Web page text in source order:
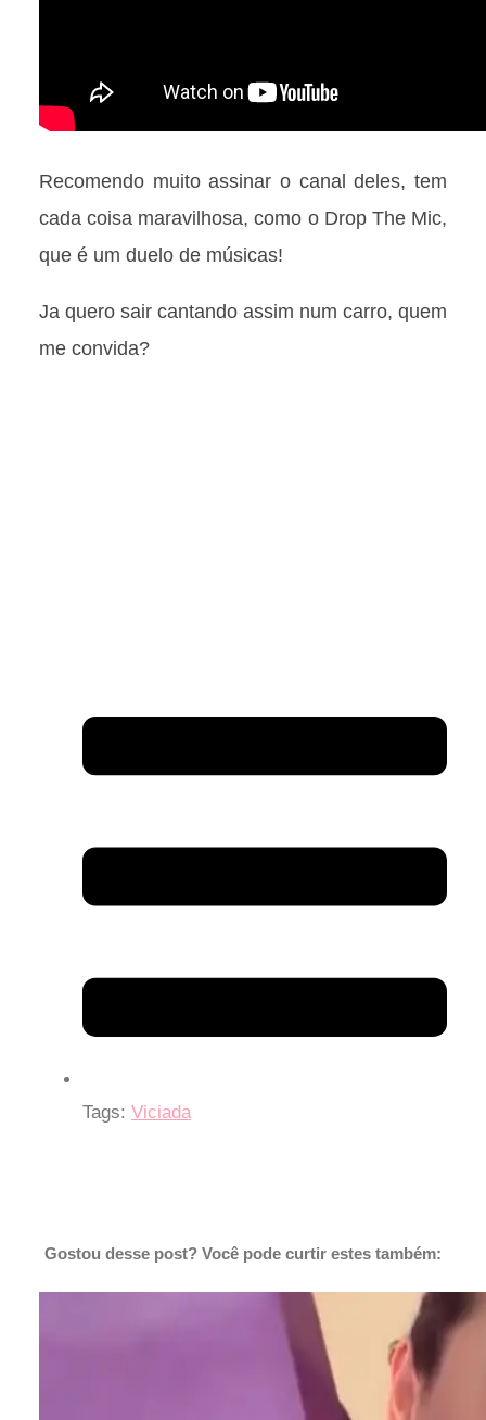
Recomendo muito assinar o canal deles, tem
cada coisa maravilhosa, como o Drop The Mic,
que é um duelo de músicas!
Ja quero sair cantando assim num carro, quem
me convida?
Tags: Viciada
Gostou desse post? Você pode curtir estes também: